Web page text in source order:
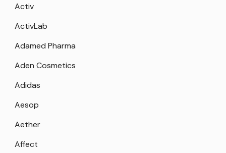
Activ
ActivLab
Adamed Pharma
Aden Cosmetics
Adidas
Aesop
Aether
Affect